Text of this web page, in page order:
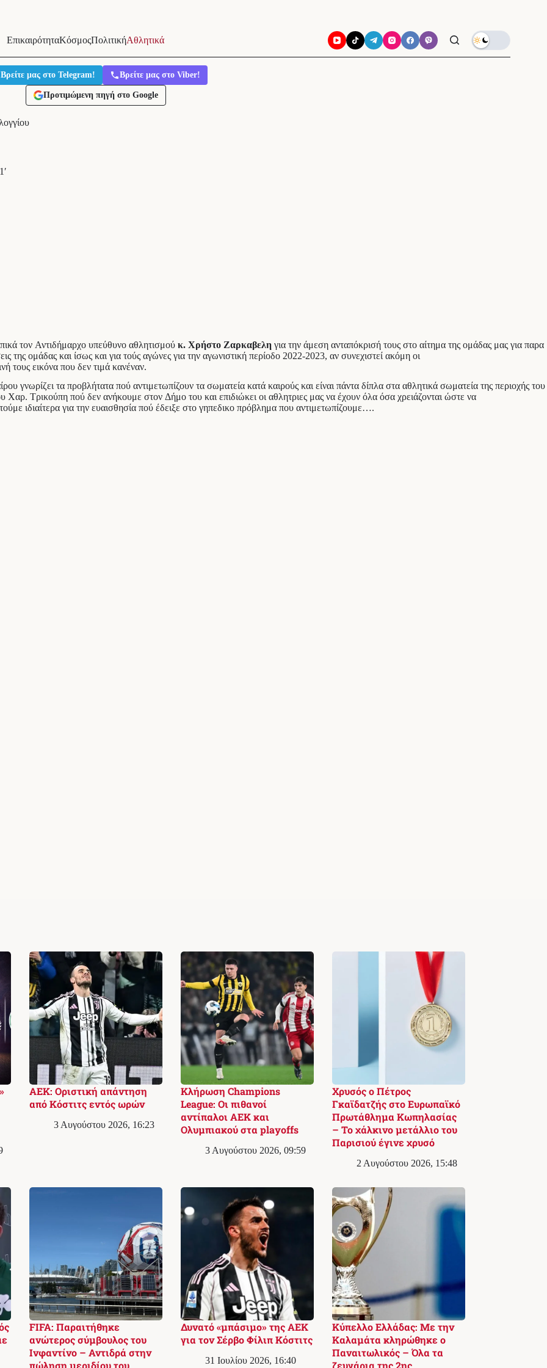
ΕπικαιρότηταΚόσμοςΠολιτικήΑθλητικά
Βρείτε μας στο Telegram! Βρείτε μας στο Viber!
Προτιμώμενη πηγή στο Google
1′
τον Αντιδήμαρχο υπεύθυνο αθλητισμού κ. Χρήστο Ζαρκαβελη για την άμεση ανταπόκρισή τους στο αίτημα της ομάδας μας για παρα
της ομάδας και ίσως και για τούς αγώνες για την αγωνιστική περίοδο 2022-2023, αν συνεχιστεί ακόμη οι
τους εικόνα που δεν τιμά κανέναν.
γνωρίζει τα προβλήτατα πού αντιμετωπίζουν τα σωματεία κατά καιρούς και είναι πάντα δίπλα στα αθλητικά σωματεία της περιοχής του
Χαρ. Τρικούπη πού δεν ανήκουμε στον Δήμο του και επιδιώκει οι αθλητριες μας να έχουν όλα όσα χρειάζονται ώστε να
ιδιαίτερα για την ευαισθησία πού έδειξε στο γηπεδικο πρόβλημα που αντιμετωπίζουμε….
ΑΕΚ: Οριστική απάντηση
από Κόστιτς εντός ωρών
3 Αυγούστου 2026, 16:23
Κλήρωση Champions
League: Οι πιθανοί
αντίπαλοι ΑΕΚ και
Ολυμπιακού στα playoffs
3 Αυγούστου 2026, 09:59
Χρυσός ο Πέτρος
Γκαϊδατζής στο Ευρωπαϊκό
Πρωτάθλημα Κωπηλασίας
– Το χάλκινο μετάλλιο του
Παρισιού έγινε χρυσό
2 Αυγούστου 2026, 15:48
FIFA: Παραιτήθηκε
ανώτερος σύμβουλος του
Ινφαντίνο – Αντιδρά στην
πώληση μεριδίου του
Δυνατό «μπάσιμο» της ΑΕΚ
για τον Σέρβο Φίλιπ Κόστιτς
31 Ιουλίου 2026, 16:40
Κύπελλο Ελλάδας: Με την
Καλαμάτα κληρώθηκε ο
Παναιτωλικός – Όλα τα
ζευγάρια της 2ης